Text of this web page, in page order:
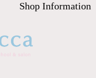
Shop Information